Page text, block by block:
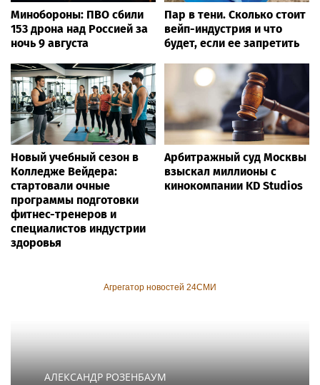
Минобороны: ПВО сбили
153 дрона над Россией за
ночь 9 августа
Пар в тени. Сколько стоит
вейп-индустрия и что
будет, если ее запретить
Новый учебный сезон в
Колледже Вейдера:
стартовали очные
программы подготовки
фитнес-тренеров и
специалистов индустрии
здоровья
Арбитражный суд Москвы
взыскал миллионы с
кинокомпании KD Studios
Агрегатор новостей 24СМИ
АЛЕКСАНДР РОЗЕНБАУМ